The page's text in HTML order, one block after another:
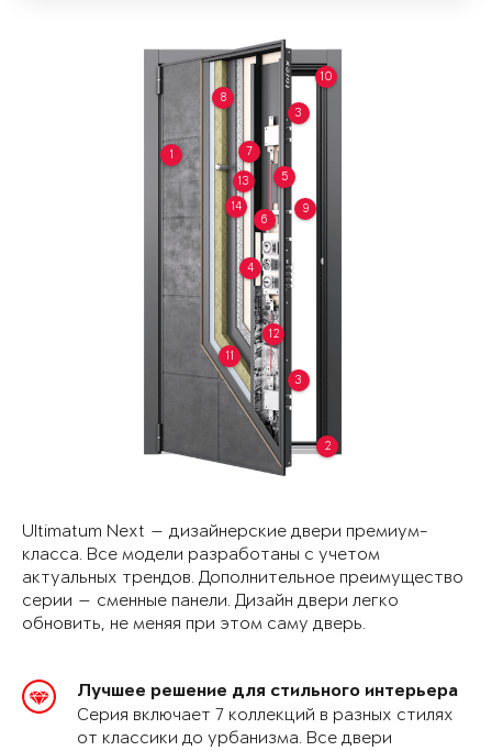
1
2
3
3
4
5
6
7
8
9
10
11
12
13
14
Ultimatum Next — дизайнерские двери премиум-
класса. Все модели разработаны с учетом
актуальных трендов. Дополнительное преимущество
серии — сменные панели. Дизайн двери легко
обновить, не меняя при этом саму дверь.
Лучшее решение для стильного интерьера
Серия включает 7 коллекций в разных стилях
от классики до урбанизма. Все двери